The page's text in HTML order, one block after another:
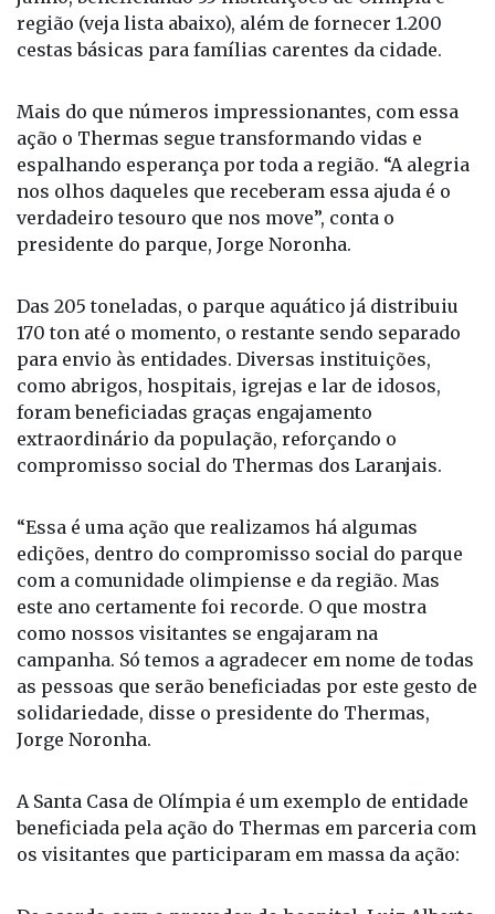
Mais do que números impressionantes, com essa
nos olhos daqueles que receberam essa ajuda é o
verdadeiro tesouro que nos move”, conta o
presidente do parque, Jorge Noronha.
Das 205 toneladas, o parque aquático já distribuiu
como abrigos, hospitais, igrejas e lar de idosos,
foram beneficiadas graças engajamento
extraordinário da população, reforçando o
compromisso social do Thermas dos Laranjais.
“Essa é uma ação que realizamos há algumas
este ano certamente foi recorde. O que mostra
como nossos visitantes se engajaram na
campanha. Só temos a agradecer em nome de todas
as pessoas que serão beneficiadas por este gesto de
solidariedade, disse o presidente do Thermas,
Jorge Noronha.
A Santa Casa de Olímpia é um exemplo de entidade
De acordo com o provedor do hospital, Luiz Alberto